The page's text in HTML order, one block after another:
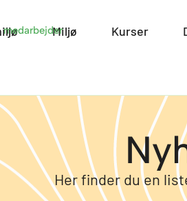
medarbejder
Open Arbejdsmiljø
Miljø Open Miljø
Kurser Open
Her finder du en